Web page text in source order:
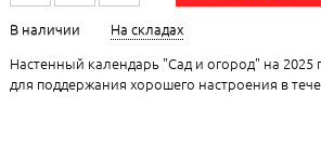
В наличии
На складах
Настенный календарь "Сад и огород" на 2025
для поддержания хорошего настроения в